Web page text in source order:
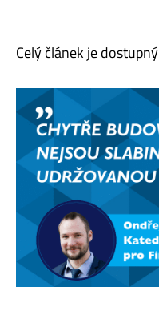
Celý článek je dostupný